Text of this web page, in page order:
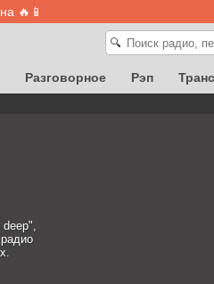
🔥📱
🔍
Разговорное Рэп Транс
deep",